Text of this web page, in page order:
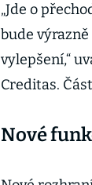
„Jde o
bude
vylepšení,“
Creditas.
Nové